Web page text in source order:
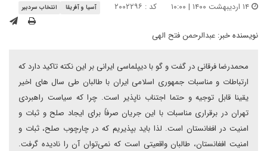
کد : ۲۰۰۲۲۹۶ آسیا و آفریقا انتخاب سردبیر
نویسنده خبر: عبدالرحمن فتح الهی
محمدرضا فرقانی در گفت و گو با دیپلماسی ایرانی بر این نکته تاکید دارد که
ارتباطات و مناسبات جمهوری اسلامی ایران با طالبان طی سال های اخیر
یقینا قابل توجیه و حتما اجتناب ناپذیر است. چرا که سیاست راهبردی
تهران در برقراری مناسبات با این جریان صرفاً برای ایجاد صلح و ثبات و
امنیت در افغانستان است. لذا باید بپذیریم که در چارچوب صلح، ثبات و
امنیت افغانستان، طالبان واقعیتی است که نمی‌توان آن را نادیده گرفت.